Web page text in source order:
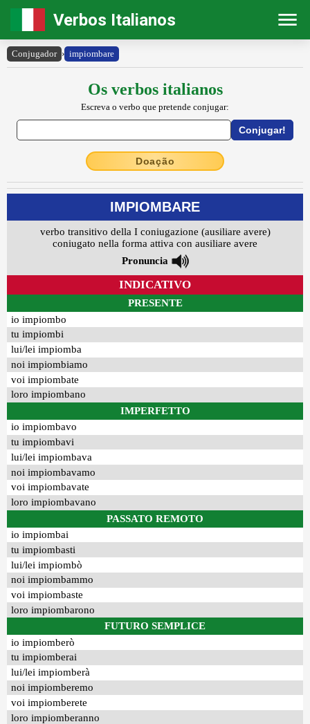
Verbos Italianos
Conjugador › impiombare
Os verbos italianos
Escreva o verbo que pretende conjugar:
Doação
IMPIOMBARE
verbo transitivo della I coniugazione (ausiliare avere)
coniugato nella forma attiva con ausiliare avere
Pronuncia
INDICATIVO
PRESENTE
io impiombo
tu impiombi
lui/lei impiomba
noi impiombiamo
voi impiombate
loro impiombano
IMPERFETTO
io impiombavo
tu impiombavi
lui/lei impiombava
noi impiombavamo
voi impiombavate
loro impiombavano
PASSATO REMOTO
io impiombai
tu impiombasti
lui/lei impiombò
noi impiombammo
voi impiombaste
loro impiombarono
FUTURO SEMPLICE
io impiomberò
tu impiomberai
lui/lei impiomberà
noi impiomberemo
voi impiomberete
loro impiomberanno